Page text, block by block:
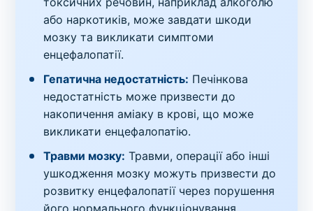
або наркотиків, може завдати шкоди
мозку та викликати симптоми
енцефалопатії.
Гепатична недостатність: Печінкова
недостатність може призвести до
накопичення аміаку в крові, що може
викликати енцефалопатію.
Травми мозку: Травми, операції або інші
ушкодження мозку можуть призвести до
розвитку енцефалопатії через порушення